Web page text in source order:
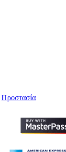
Προστασία